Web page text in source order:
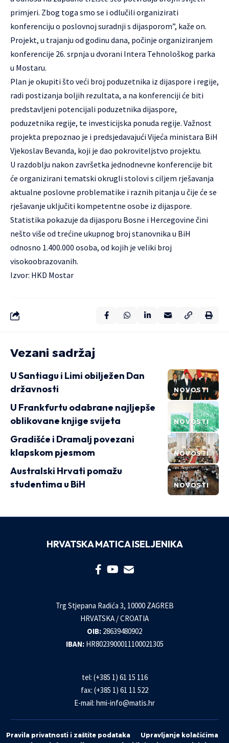
primjeri. Zbog toga smo se i odlučili organizirati
konferenciju o poslovnoj suradnji s dijasporom”, kaže on.
Projekt, u trajanju od godinu dana, počinje organiziranjem
konferencije 26. srpnja u dvorani Intera Tehnološkog parka
u Mostaru.
Plan je okupiti što veći broj poduzetnika iz dijaspore i regije,
radi postizanja boljih rezultata, a na konferenciji će biti
predstavljeni potencijali poduzetnika dijaspore,
poduzetnika regije, te investicijska ponuda regije. Važnost
projekta prepoznao je i predsjedavajući Vijeća ministara BiH
Vjekoslav Bevanda, koji je dao pokroviteljstvo projektu.
U razdoblju nakon završetka jednodnevne konferencije bit
će organizirani tematski okrugli stolovi s ciljem rješavanja
aktualne poslovne problematike i raznih pitanja u čije će se
rješavanje uključiti kompetentne osobe iz dijaspore.
Statistika pokazuje da dijasporu Bosne i Hercegovine čini
nešto više od trećine ukupnog broj stanovnika u BiH
odnosno 1.400.000 osoba, od kojih je veliki broj
visokoobrazovanih.
Izvor: HKD Mostar
Vezani sadržaj
NOVOSTI
U Santiagu i Limi obilježen Dan
državnosti
NOVOSTI
U Frankfurtu odabrane najljepše
oblikovane knjige svijeta
NOVOSTI
Gradišće i Dramalj povezani
klapskom pjesmom
NOVOSTI
Australski Hrvati pomažu
studentima u BiH
HRVATSKA MATICA ISELJENIKA
Trg Stjepana Radića 3, 10000 ZAGREB
HRVATSKA / CROATIA
OIB: 28639480902
IBAN: HR8023900011100021305
tel: (+385 1) 61 15 116
fax: (+385 1) 61 11 522
E-mail: hmi-info@matis.hr
Pravila privatnosti i zaštite podataka
Upravljanje kolačićima